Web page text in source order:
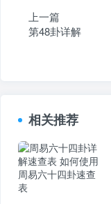
上一篇
第48卦详解
相关推荐